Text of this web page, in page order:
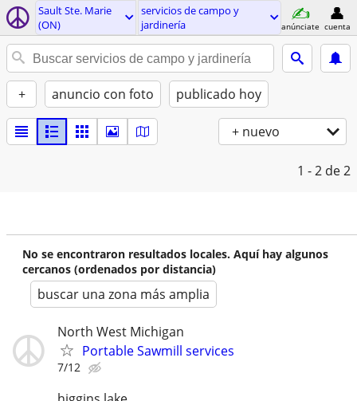
Sault Ste. Marie
(ON)
servicios de campo y
jardinería
anúnciate cuenta
+ anuncio con foto publicado hoy
+ nuevo
1 - 2 de 2
No se encontraron resultados locales. Aquí hay algunos
cercanos (ordenados por distancia)
buscar una zona más amplia
North West Michigan
Portable Sawmill services
7/12